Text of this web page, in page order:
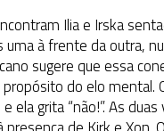
Ilia e Irska
uma à frente da outra,
sugere que essa
do elo mental.
ela grita “não!”. As